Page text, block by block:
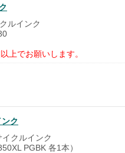
ルインク
上でお願いします。
ク
クルインク
PGBK 各1本）